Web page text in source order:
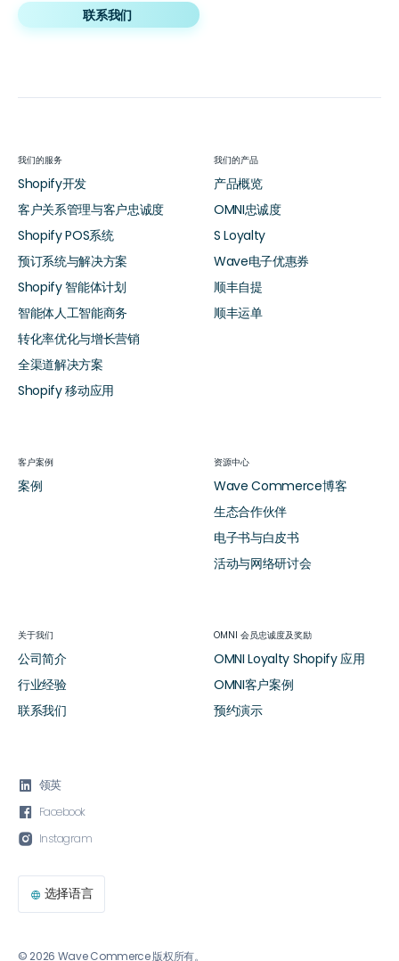
联系我们
 领英
 Facebook
 Instagram
 选择语言
© 2026 Wave Commerce 版权所有。
我们的服务
Shopify开发
客户关系管理与客户忠诚度
Shopify POS系统
预订系统与解决方案
Shopify 智能体计划
智能体人工智能商务
转化率优化与增长营销
全渠道解决方案
Shopify 移动应用
我们的产品
产品概览
OMNI忠诚度
S Loyalty
Wave电子优惠券
顺丰自提
顺丰运单
客户案例
案例
资源中心
Wave Commerce博客
生态合作伙伴
电子书与白皮书
活动与网络研讨会
关于我们
公司简介
行业经验
联系我们
OMNI 会员忠诚度及奖励
OMNI Loyalty Shopify 应用
OMNI客户案例
预约演示